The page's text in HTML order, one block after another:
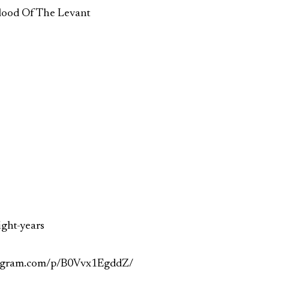
Of The Levant
years
p/B0Vvx1EgddZ/